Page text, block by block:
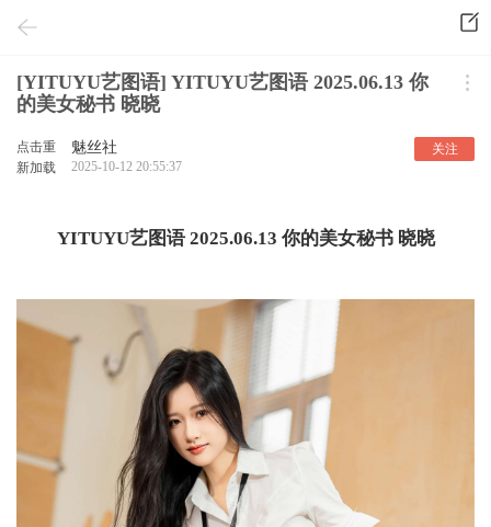
[YITUYU艺图语] YITUYU艺图语 2025.06.13 你
的美女秘书 晓晓
点击重
新加载
魅丝社
2025-10-12 20:55:37
关注
YITUYU艺图语 2025.06.13 你的美女秘书 晓晓